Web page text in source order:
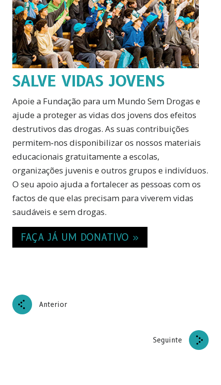
SALVE VIDAS JOVENS
Apoie a Fundação para um Mundo Sem Drogas e
ajude a proteger as vidas dos jovens dos efeitos
destrutivos das drogas. As suas contribuições
permitem‑nos disponibilizar os nossos materiais
educacionais gratuitamente a escolas,
organizações juvenis e outros grupos e indivíduos.
O seu apoio ajuda a fortalecer as pessoas com os
factos de que elas precisam para viverem vidas
saudáveis e sem drogas.
FAÇA JÁ UM DONATIVO »
Anterior
Seguinte